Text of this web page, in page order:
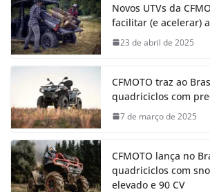
Novos UTVs da
facilitar (e acelerar)
23 de abril de 2025
CFMOTO traz ao
quadriciclos com
7 de março de 2025
CFMOTO lança no
quadriciclos com
elevado e 90 CV